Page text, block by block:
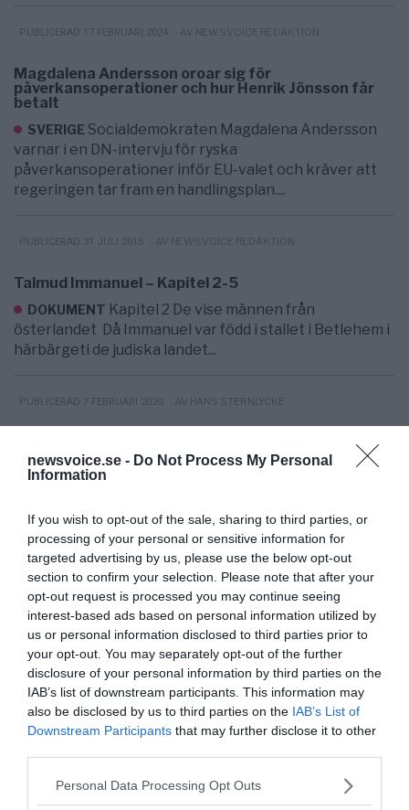
newsvoice.se - Do Not Process My Personal
Information
If you wish to opt-out of the sale, sharing to third parties, or
processing of your personal or sensitive information for
targeted advertising by us, please use the below opt-out
section to confirm your selection. Please note that after your
opt-out request is processed you may continue seeing
interest-based ads based on personal information utilized by
us or personal information disclosed to third parties prior to
your opt-out. You may separately opt-out of the further
disclosure of your personal information by third parties on the
IAB’s list of downstream participants. This information may
also be disclosed by us to third parties on the IAB’s List of
Downstream Participants that may further disclose it to other
Please note that this website/app uses one or more Google
Personal Data Processing Opt Outs
PUBLICERAD 17 FEBRUARI 2024 - AV NEWSVOICE REDAKTION
Magdalena Andersson oroar sig för
påverkansoperationer och hur Henrik Jönsson får
betalt
SVERIGE Socialdemokraten Magdalena Andersson
varnar i en DN-intervju för ryska
påverkansoperationer inför EU-valet och kräver att
regeringen tar fram en handlingsplan....
PUBLICERAD 31 JULI 2015 - AV NEWSVOICE REDAKTION
Talmud Immanuel – Kapitel 2-5
DOKUMENT Kapitel 2 De vise männen från
österlandet Då Immanuel var född i stallet i Betlehem i
härbärgeti de judiska landet...
PUBLICERAD 7 FEBRUARI 2020 - AV HANS STERNLYCKE
Dag Mattsson på Granskningsnämnden ej opartisk
ELEKTROSMOG
[caption id="attachment_109943"
och TV och ledamot av Högsta...
PUBLICERAD 30 JANUARI 2022 - AV NEWSVOICE REDAKTION
Demokratisrörelsen – Kanadas lastbilsförarprotest
sprider sig till USA och Sverige
VÄRLDEN
Ben Swann rapporterar om 10.000-tals
lastbilschaufförer som protesterar genom att köra i
konvojer mot storstäderna i Kanada för att stoppa...
PUBLICERAD 31 JULI 2009 - AV NEWSVOICE REDAKTION
Trond Sefastsson: Ljudupptagningen med Marianne